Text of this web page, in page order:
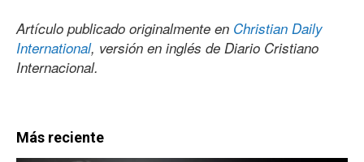
Artículo publicado originalmente en Christian Daily
International, versión en inglés de Diario Cristiano
Internacional.
Más reciente